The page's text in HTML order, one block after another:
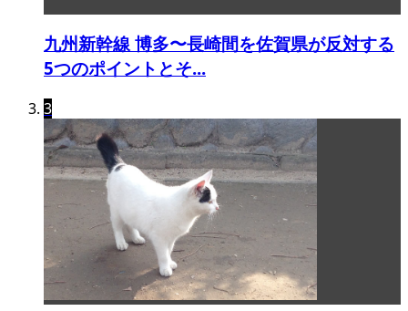
九州新幹線 博多〜長崎間を佐賀県が反対する
5つのポイントとそ...
3